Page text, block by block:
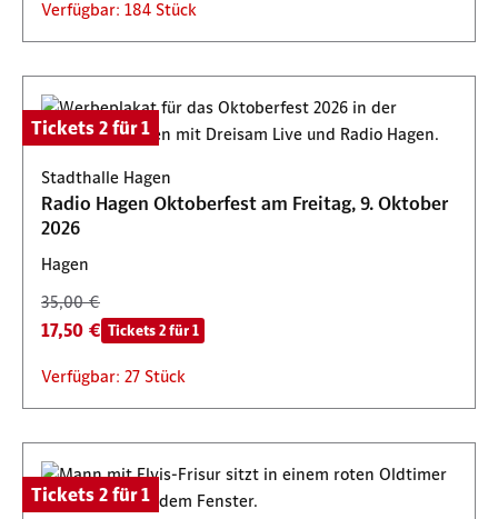
Verfügbar: 184 Stück
Tickets 2 für 1
Stadthalle Hagen
Radio Hagen Oktoberfest am Freitag, 9. Oktober
2026
Hagen
35,00 €
17,50 € Tickets 2 für 1
Verfügbar: 27 Stück
Tickets 2 für 1